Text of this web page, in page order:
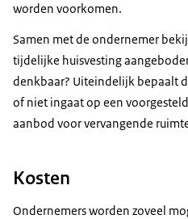
worden voorkomen.
Samen met de ondernemer
tijdelijke huisvesting
denkbaar? Uiteindelijk bepaalt
of niet ingaat op een
aanbod voor vervangende
Kosten
Ondernemers worden zoveel